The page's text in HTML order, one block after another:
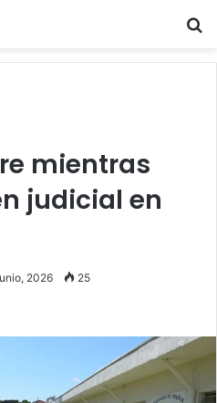
mientras
judicial en
2026 25